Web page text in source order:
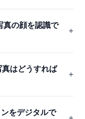
真の顔を認識で
+
はどうすれば
+
をデジタルで